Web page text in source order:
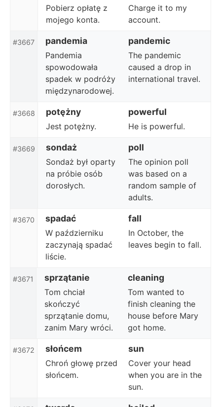
Pobierz opłatę z
mojego konta.
Charge it to my
account.
#3667 pandemia pandemic
Pandemia
spowodowała
spadek w podróży
międzynarodowej.
The pandemic
caused a drop in
international travel.
#3668 potężny powerful
Jest potężny. He is powerful.
#3669 sondaż poll
Sondaż był oparty
na próbie osób
dorosłych.
The opinion poll
was based on a
random sample of
adults.
#3670 spadać fall
W październiku
zaczynają spadać
liście.
In October, the
leaves begin to fall.
#3671 sprzątanie cleaning
Tom chciał
skończyć
sprzątanie domu,
zanim Mary wróci.
Tom wanted to
finish cleaning the
house before Mary
got home.
#3672 słońcem sun
Chroń głowę przed
słońcem.
Cover your head
when you are in the
sun.